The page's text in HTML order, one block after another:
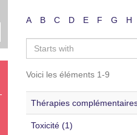
A B C D E F G H
Voici les éléments 1-9
Thérapies
Toxicité (1)